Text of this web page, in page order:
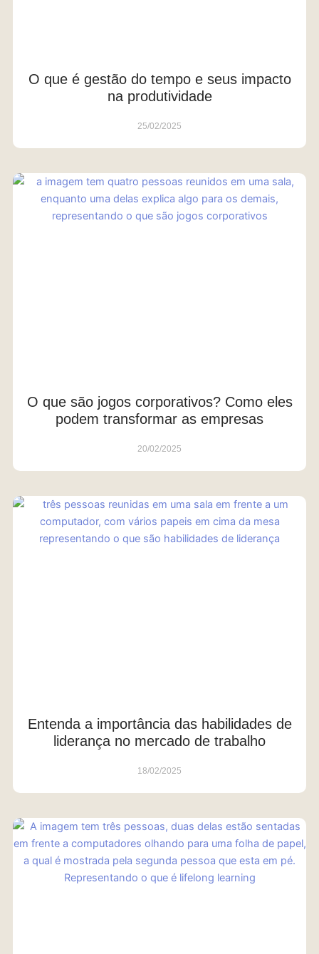
O que é gestão do tempo e seus impacto
na produtividade
25/02/2025
O que são jogos corporativos? Como eles
podem transformar as empresas
20/02/2025
Entenda a importância das habilidades de
liderança no mercado de trabalho
18/02/2025